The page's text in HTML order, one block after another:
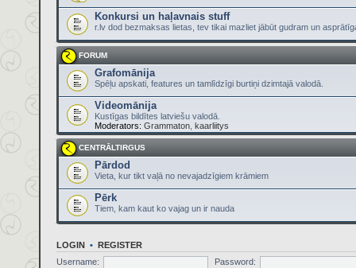
Konkursi un haļavnais stuff
r.lv dod bezmaksas lietas, tev tikai mazliet jābūt gudram un
FORUM
Grafomānija
Spēļu apskati, features un tamlīdzīgi burtiņi dzimtajā valodā.
Videomānija
Kustīgas bildītes latviešu valodā.
Moderators: Grammaton kaarliitys
CENTRĀLTIRGUS
Pārdod
Vieta, kur tikt vaļā no nevajadzīgiem krāmiem
Pērk
Tiem, kam kaut ko vajag un ir nauda
LOGIN • REGISTER
Username:
Password: